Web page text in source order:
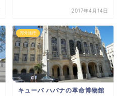
2017年4月14日
海外旅行
キューバ ハバナの革命博物館